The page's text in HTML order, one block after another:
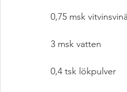
0,75 msk
3 msk vatten
0,4 tsk lökpulver